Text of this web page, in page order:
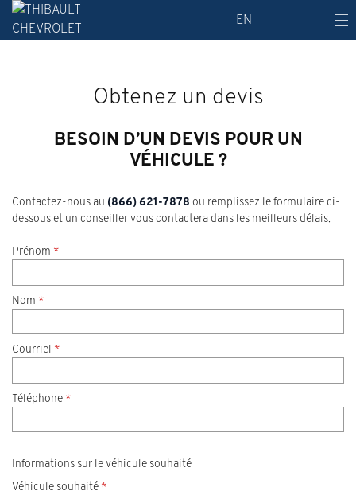
EN
Obtenez un devis
BESOIN D’UN DEVIS POUR UN
VÉHICULE ?
Contactez-nous au (866) 621-7878 ou remplissez le formulaire ci-
dessous et un conseiller vous contactera dans les meilleurs délais.
Prénom *
Nom *
Courriel *
Téléphone *
Informations sur le véhicule souhaité
Véhicule souhaité *